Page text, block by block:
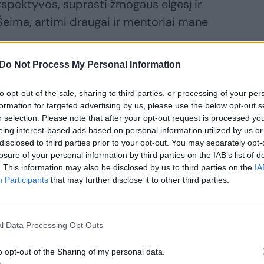
Do Not Process My Personal Information
opt-out of the sale, sharing to third parties, or processing of your
for targeted advertising by us, please use the below opt-out
selection. Please note that after your opt-out request is processed
interest-based ads based on personal information utilized by us
to third parties prior to your opt-out. You may separately
of your personal information by third parties on the IAB’s list of
This information may also be disclosed by us to third parties on the
Participants that may further disclose it to other third parties.
Data Processing Opt Outs
opt-out of the Sharing of my personal data.
suprasti žmogaus elgesį ir
artimi draugai ir mentoriai mane
reikėtų ieškoti tiesiog skaitant
vonioje ar pabūnant tyloje.
žmogui yra skirtingi. Man
Tada jaučiu, kad įkvepiu ir įgalinu
– pasakoja E. Jennings.
privalome atsisakyti, yra nesėkmės
žmogus nesėkmę yra patyręs daug